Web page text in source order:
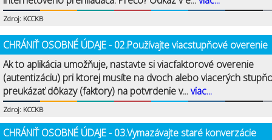
Zdroj: KCCKB
CHRÁNIŤ OSOBNÉ ÚDAJE - 02.Používajte viacstupňové overenie
Ak to aplikácia umožňuje, nastavte si viacfaktorové overenie
(autentizáciu) pri ktorej musíte na dvoch alebo viacerých
preukázať dôkazy (faktory) na potvrdenie v...viac...
Zdroj: KCCKB
CHRÁNIŤ OSOBNÉ ÚDAJE - 03.Vymazávajte staré konverzácie